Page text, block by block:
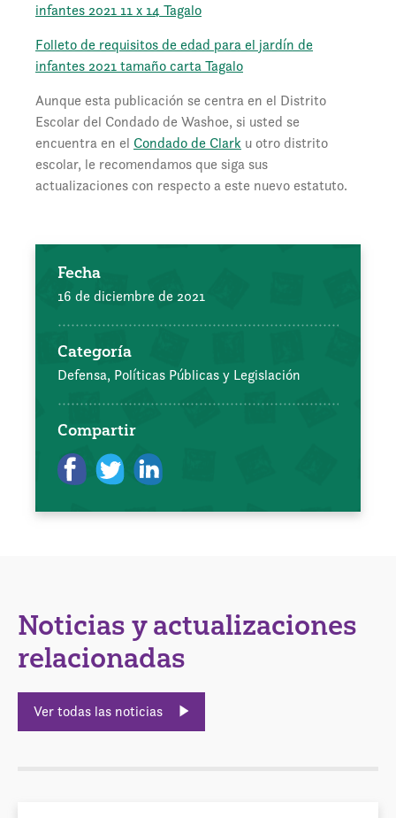
infantes 2021 11 x 14 Tagalo
Folleto de requisitos de edad para el jardín de
infantes 2021 tamaño carta Tagalo
Aunque esta publicación se centra en el Distrito
Escolar del Condado de Washoe, si usted se
encuentra en el Condado de Clark u otro distrito
escolar, le recomendamos que siga sus
actualizaciones con respecto a este nuevo estatuto.
Fecha
16 de diciembre de 2021
Categoría
Defensa, Políticas Públicas y Legislación
Compartir
Noticias y actualizaciones
relacionadas
Ver todas las noticias